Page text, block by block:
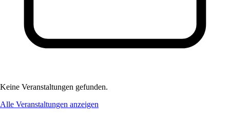
Keine Veranstaltungen gefunden.
Alle Veranstaltungen anzeigen